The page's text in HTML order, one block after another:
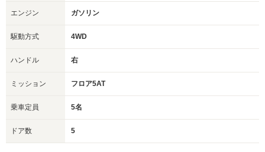
エンジン ガソリン
駆動方式 4WD
ハンドル 右
ミッション フロア5AT
乗車定員 5名
ドア数 5